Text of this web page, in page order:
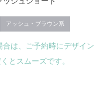
アッシュ・ブラウン系
合は、ご予約時にデザイン
とスムーズです。